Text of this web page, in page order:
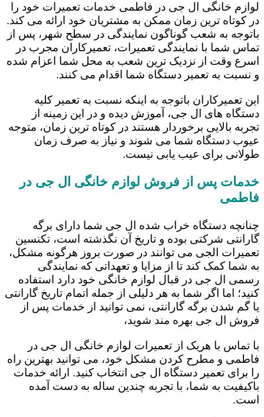
لوازم خانگی ال جی در فاطمی خدمات تعمیرات خود را
در کوتاه ترین زمان ممکن به مشتریان خود ارائه می کند.
باتوجه به شعب گوناگون نمایندگی در سطح شهر، پس از
تماس شما با نمایندگی تعمیرات، تعمیرکاران مجرب در
اسرع وقت از نزدیک ترین شعب به محل شما اعزام شده
و نسبت به تعمیر دستگاه شما اقدام می کنند.
این تعمیرکاران باتوجه به اینکه نسبت به تعمیر کلیه
دستگاه های ال جی، آموزش دیده و در این زمینه از
تجربه بالایی برخوردار هستند در کوتاه ترین زمان، متوجه
عیوب دستگاه شما می شوند و نیاز به صرف زمان
طولانی برای عیب یابی نیست.
خدمات پس از فروش لوازم خانگی ال جی در
فاطمی
چنانچه دستگاه خراب شده ال جی شما دارای برگه
گارانتی شرکتی بوده و تاریخ آن نگذشته است، تکنسین
تعمیرات الجی می توانند در صورت بروز هرگونه مشکل،
به شما کمک کند تا از مزایا و تعهداتی که نمایندگی
رسمی ال جی در قبال لوازم خانگی خود دارد استفاده
کنید؛ اما اگر شما به هر دلیلی از جمله اتمام تاریخ گارانتی
یا گم شدن برگه گارانتی، نمی توانید از خدمات پس از
فروش ال جی بهره مند شوید،
با تماس با هریک از تعمیرات لوازم خانگی ال جی در
فاطمی و مطرح کردن مشکل خود، می توانید بهترین راه
را برای تعمیر دستگاه ال جی انتخاب کنید. ارائه خدمات
باکیفیت به شما، با تجربه چندین ساله به دست آمده
است.